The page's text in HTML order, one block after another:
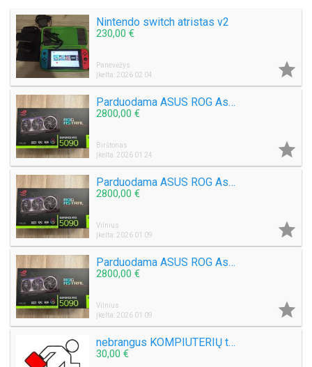
Nintendo switch atristas v2
230,00 €
Panevėžys
Įkelta: 2026 02 04

Parduodama ASUS ROG Astral GeForce RTX 5090 32GB didmeninė prekyba
2800,00 €
Birštonas
Įkelta: 2026 01 24

Parduodama ASUS ROG Astral GeForce RTX 5090 32GB didmeninė prekyba
2800,00 €
Vilnius
Įkelta: 2026 01 09

Parduodama ASUS ROG Astral GeForce RTX 5090 32GB didmeninė prekyba
2800,00 €
Vilnius
Įkelta: 2026 01 09

nebrangus KOMPIUTERIŲ taisymas KAUNE
30,00 €